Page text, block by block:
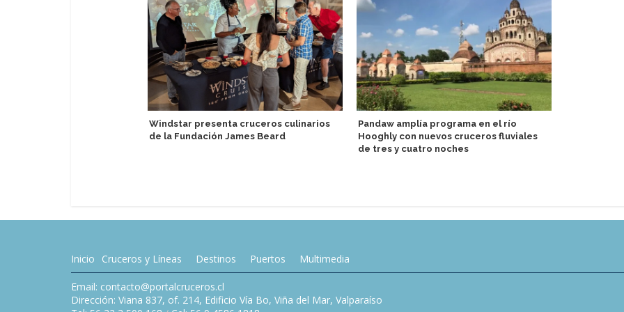
Windstar presenta cruceros culinarios
de la Fundación James Beard
Pandaw amplía programa en el río
Hooghly con nuevos cruceros fluviales
de tres y cuatro noches
Inicio Cruceros y Líneas Destinos Puertos Multimedia
Email: contacto@portalcruceros.cl
Dirección: Viana 837, of. 214, Edificio Vía Bo, Viña del Mar, Valparaíso